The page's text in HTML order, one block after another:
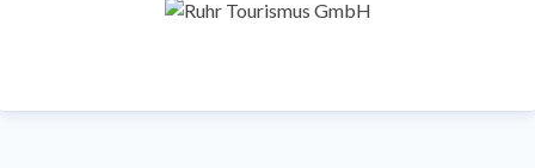
Die Federführung folgender Projekte und